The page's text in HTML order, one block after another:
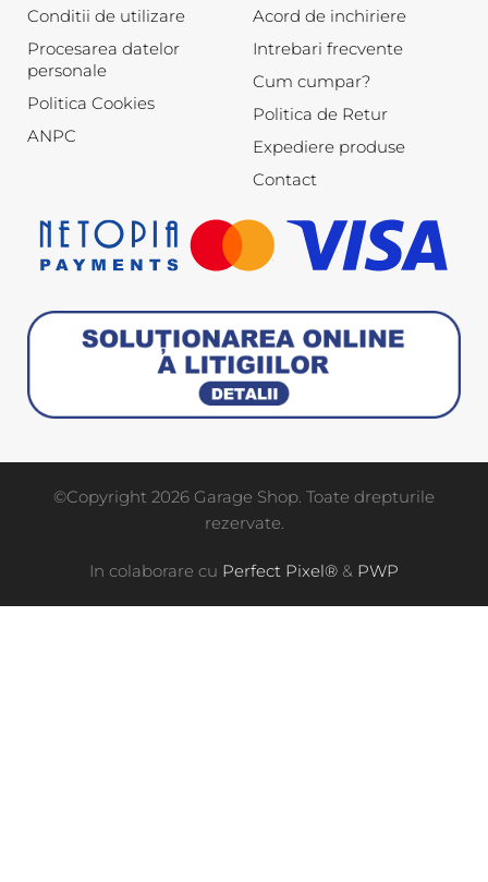
Conditii de utilizare
Procesarea datelor
personale
Politica Cookies
ANPC
Acord de inchiriere
Intrebari frecvente
Cum cumpar?
Politica de Retur
Expediere produse
Contact
©Copyright 2026 Garage Shop. Toate drepturile
rezervate.
In colaborare cu Perfect Pixel® & PWP